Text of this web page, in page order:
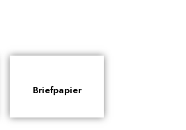
Briefpapier